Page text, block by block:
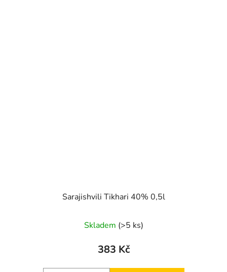
Sarajishvili Tikhari 40% 0,5l
Skladem (>5 ks)
383 Kč